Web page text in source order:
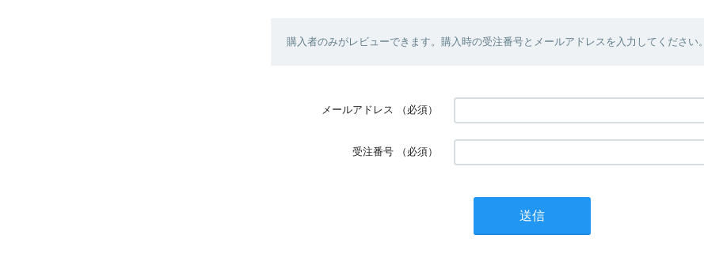
購入者のみがレビューできます。購入時の受注番号とメールアドレスを入力してください。
メールアドレス （必須）
受注番号 （必須）